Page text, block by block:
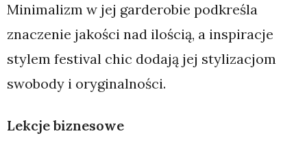
Minimalizm w jej garderobie podkreśla
znaczenie jakości nad ilością, a inspiracje
stylem festival chic dodają jej stylizacjom
swobody i oryginalności.
Lekcje biznesowe